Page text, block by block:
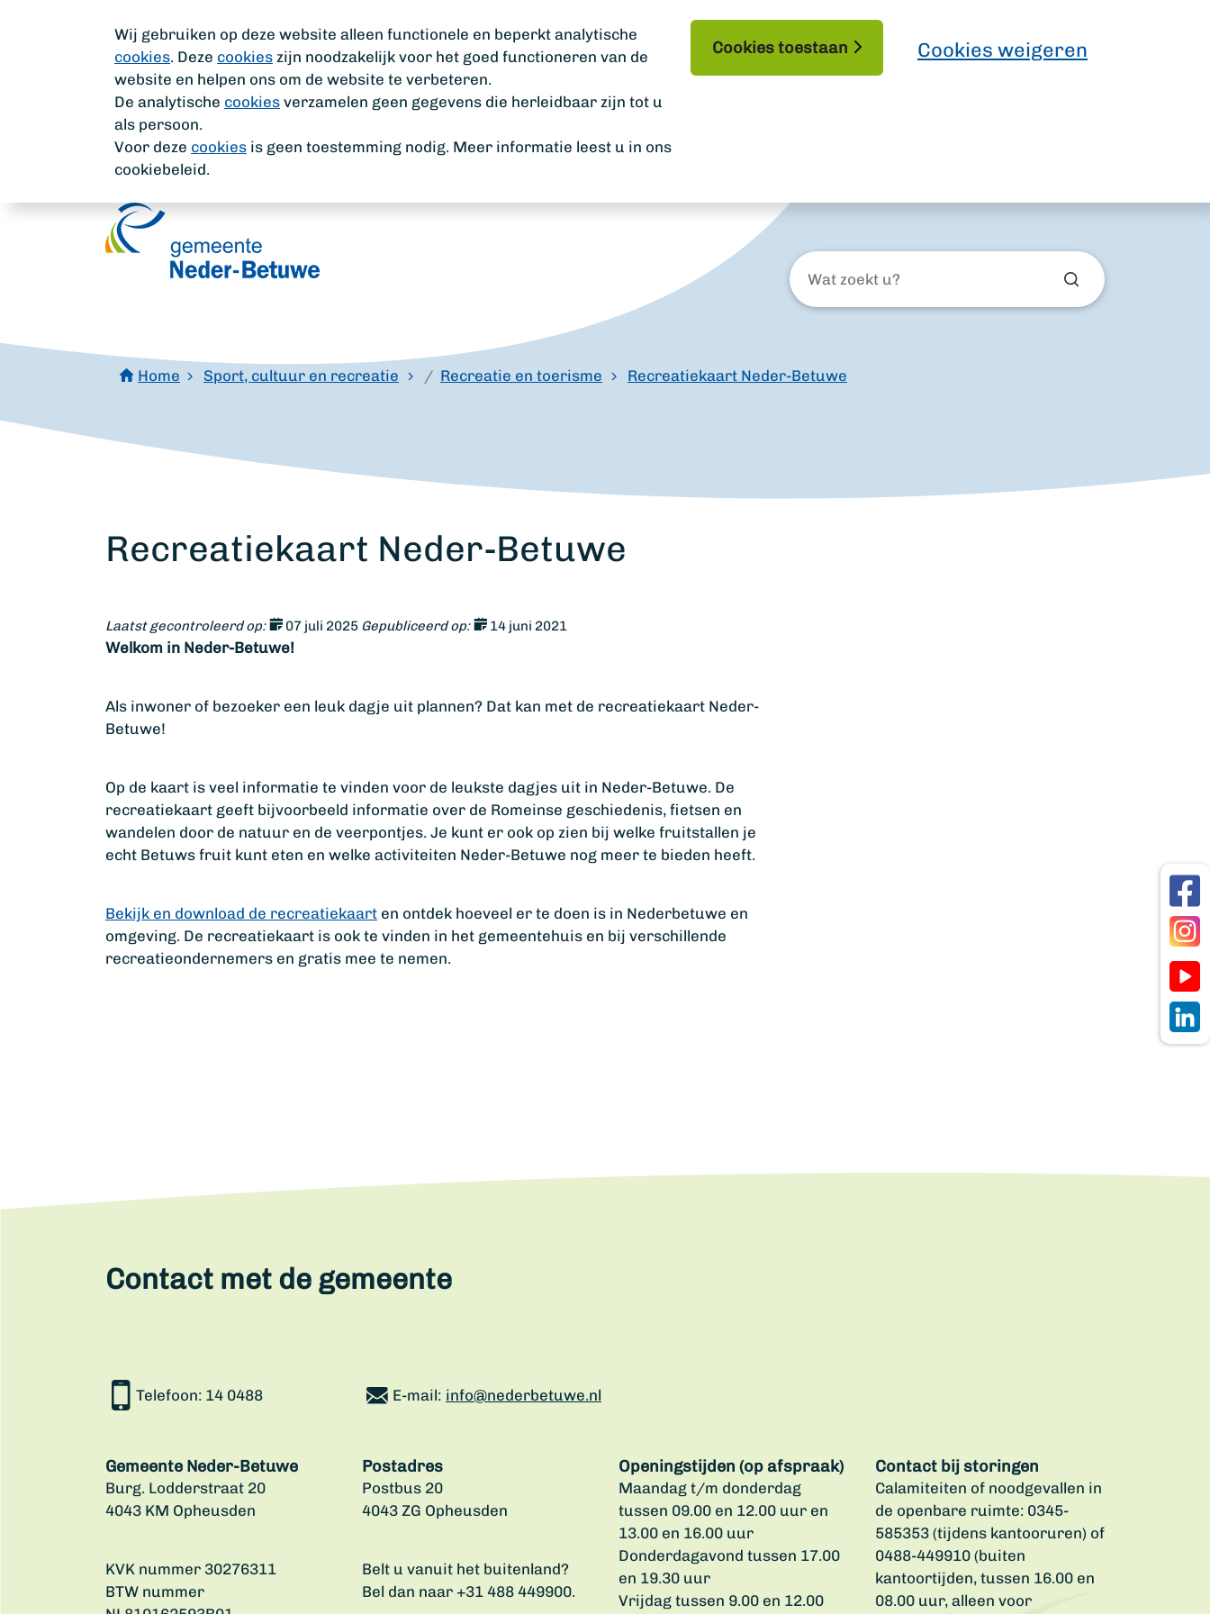
Wij gebruiken op deze website alleen functionele en beperkt analytische
cookies. Deze cookies zijn noodzakelijk voor het goed functioneren van de
website en helpen ons om de website te verbeteren.
De analytische cookies verzamelen geen gegevens die herleidbaar zijn tot u
als persoon.
Voor deze cookies is geen toestemming nodig. Meer informatie leest u in ons
cookiebeleid.
Cookies toestaan Cookies weigeren
Wat
zoekt
u?
Home Sport, cultuur en recreatie Recreatie en toerisme Recreatiekaart Neder-Betuwe
Recreatiekaart Neder-Betuwe
Laatst gecontroleerd op: 07 juli 2025 Gepubliceerd op: 14 juni 2021
Welkom in Neder-Betuwe!
Als inwoner of bezoeker een leuk dagje uit plannen? Dat kan met de recreatiekaart Neder-
Betuwe!
Op de kaart is veel informatie te vinden voor de leukste dagjes uit in Neder-Betuwe. De
recreatiekaart geeft bijvoorbeeld informatie over de Romeinse geschiedenis, fietsen en
wandelen door de natuur en de veerpontjes. Je kunt er ook op zien bij welke fruitstallen je
echt Betuws fruit kunt eten en welke activiteiten Neder-Betuwe nog meer te bieden heeft.
Bekijk en download de recreatiekaart en ontdek hoeveel er te doen is in Nederbetuwe en
omgeving. De recreatiekaart is ook te vinden in het gemeentehuis en bij verschillende
recreatieondernemers en gratis mee te nemen.
Contact met de gemeente
Telefoon: 14 0488 E-mail: info@nederbetuwe.nl
Gemeente Neder-Betuwe
Burg. Lodderstraat 20
4043 KM Opheusden
KVK nummer 30276311
BTW nummer
Postadres
Postbus 20
4043 ZG Opheusden
Belt u vanuit het buitenland?
Bel dan naar +31 488 449900.
Openingstijden (op afspraak)
Maandag t/m donderdag
tussen 09.00 en 12.00 uur en
13.00 en 16.00 uur
Donderdagavond tussen 17.00
en 19.30 uur
Vrijdag tussen 9.00 en 12.00
Contact bij storingen
Calamiteiten of noodgevallen in
de openbare ruimte: 0345-
585353 (tijdens kantooruren) of
0488-449910 (buiten
kantoortijden, tussen 16.00 en
08.00 uur, alleen voor